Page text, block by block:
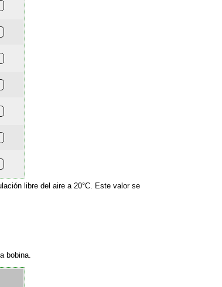
libre del aire a 20°C. Este valor se
bobina.